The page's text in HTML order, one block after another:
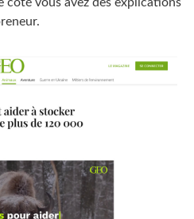
côté vous avez des explications